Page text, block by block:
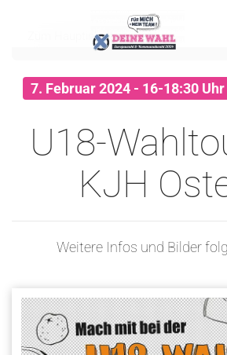
Zum Hauptinhalt springen
7. Februar 2024 - 16-18:30
U18-
KJH
Weitere Infos und Bilder